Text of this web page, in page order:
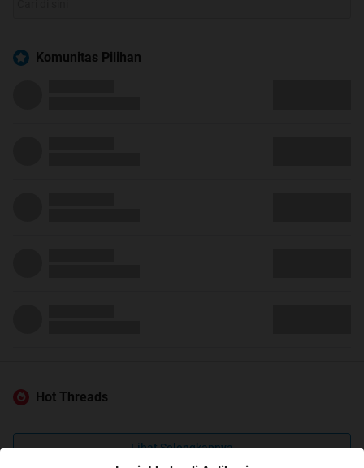
Komunitas Pilihan
Hot Threads
Lihat Selengkapnya